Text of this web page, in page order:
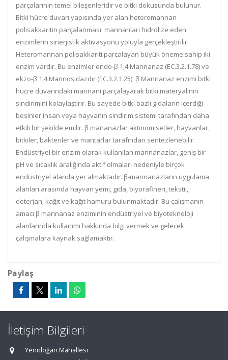
parçalarının temel bileşenleridir ve bitki dokusunda bulunur.
Bitki hücre duvarı yapısında yer alan heteromannan
polisakkaritin parçalanması, mannanları hidrolize eden
enzimlerin sinerjistik aktivasyonu yoluyla gerçekleştirilir.
Heteromannan polisakkariti parçalayan büyük öneme sahip iki
enzim vardır. Bu enzimler endo-β 1,4 Mannanaz (EC.3.2.1.78) ve
ekzo-β 1,4 Mannosidazdır (EC.3.2.1.25). β Mannanaz enzimi bitki
hücre duvarındaki mannanı parçalayarak bitki materyalinin
sindirimini kolaylaştırır. Bu sayede bitki bazlı gıdaların içerdiği
besinler insan veya hayvanın sindirim sistemi tarafından daha
etkili bir şekilde emilir. β mananazlar aktinomisetler, hayvanlar,
bitkiler, bakteriler ve mantarlar tarafından sentezlenebilir.
Endüstriyel bir enzim olarak kullanılan mannanazlar, geniş bir
pH ve sıcaklık aralığında aktif olmaları nedeniyle birçok
endüstriyel alanda yer almaktadır. β-mannanazların uygulama
alanları arasında hayvan yemi, gıda, biyorafineri, tekstil,
deterjan, kağıt ve kağıt hamuru bulunmaktadır. Bu çalışmanın
amacı β mannanaz enziminin endüstriyel ve biyoteknoloji
alanlarında kullanımı hakkında bilgi vermek ve gelecek
çalışmalara kaynak sağlamaktır.
Paylaş
İletişim Bilgileri
Yenidoğan Mahallesi